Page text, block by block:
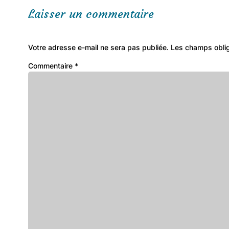
Laisser un commentaire
Votre adresse e-mail ne sera pas publiée. Les champs
Commentaire *